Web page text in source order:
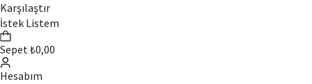
Karşılaştır
İstek Listem
Sepet₺0,00
Hesabım